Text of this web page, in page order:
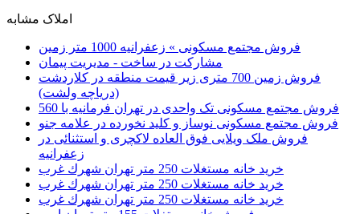
املاک مشابه
فروش مجتمع مسکونی » زعفرانیه 1000 متر زمین
مشارکت در ساخت - مدیریت پیمان
فروش زمین 700 متری زیر قیمت منطقه در کلاردشت
(دریاچه ولشت)
فروش مجتمع مسکونی تک واحدی در تهران فرمانیه با 560
فروش مجتمع مسکونی نوساز و کلید نخورده در علامه جنو
فروش ملک ویلایی فوق العاده لاکچری و استثنائی در
زعفرانیه
خرید خانه مستغلات 250 متر تهران شهرك غرب
خرید خانه مستغلات 250 متر تهران شهرك غرب
خرید خانه مستغلات 250 متر تهران شهرك غرب